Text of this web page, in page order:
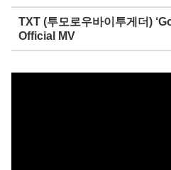
TXT (투모로우바이투게더)
Official MV